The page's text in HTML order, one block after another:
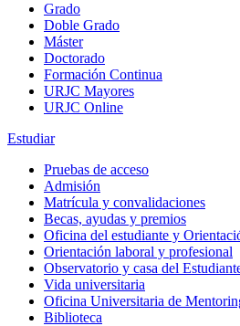
Grado
Doble Grado
Máster
Doctorado
Formación Continua
URJC Mayores
URJC Online
Estudiar
Pruebas de acceso
Admisión
Matrícula y convalidaciones
Becas, ayudas y premios
Oficina del estudiante y
Orientación laboral y profesional
Observatorio y casa del
Vida universitaria
Oficina Universitaria de
Biblioteca